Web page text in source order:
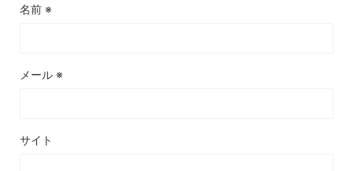
名前 ※
メール ※
サイト